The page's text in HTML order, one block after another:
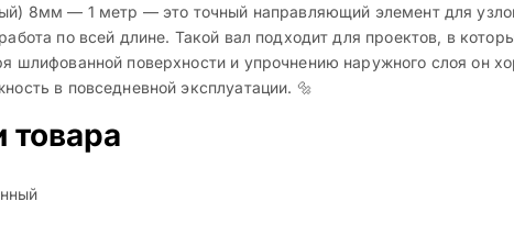
8мм — 1 метр — это точный направляющий элемент для
по всей длине. Такой вал подходит для проектов, в
шлифованной поверхности и упрочнению наружного слоя он
в повседневной эксплуатации. 🔩
товара